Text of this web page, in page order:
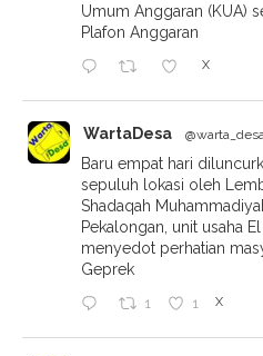
Umum Anggaran (KUA)
Plafon Anggaran
X
WartaDesa @warta_desa
Baru empat hari
sepuluh lokasi oleh
Shadaqah
Pekalongan, unit usaha
menyedot perhatian
Geprek
1 1 X